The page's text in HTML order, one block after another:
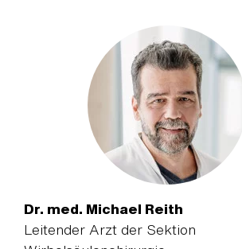
Dr. med. Michael Reith
Leitender Arzt der Sektion